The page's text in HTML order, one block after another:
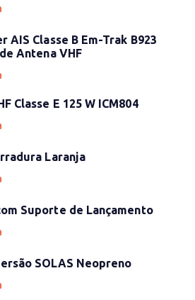
AIS Classe B Em-Trak B923
Antena VHF
Classe E 125 W ICM804
Laranja
Suporte de Lançamento
SOLAS Neopreno